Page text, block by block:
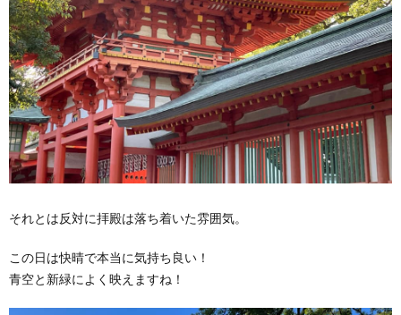
それとは反対に拝殿は落ち着いた雰囲気。
この日は快晴で本当に気持ち良い！
青空と新緑によく映えますね！